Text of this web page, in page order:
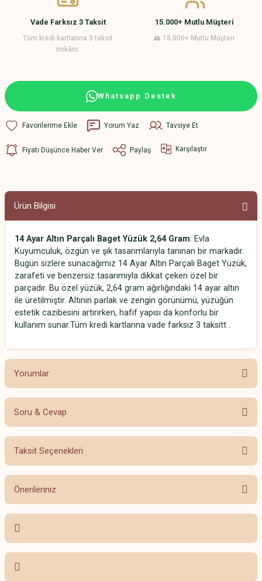
Vade Farksız 3 Taksit
Tüm kredi kartlarına 3 taksit
imkânı.
15.000+ Mutlu Müşteri
👥 15.000+ Mutlu Müşteri
Whatsapp Destek
Yorum Yaz Tavsiye Et
Fiyatı Düşünce Haber Ver Paylaş Karşılaştır
Ürün Bilgisi
14 Ayar Altın Parçalı Baget Yüzük 2,64 Gram: Evla
Kuyumculuk, özgün ve şık tasarımlarıyla tanınan bir markadır.
Bugün sizlere sunacağımız 14 Ayar Altın Parçalı Baget Yüzük,
zarafeti ve benzersiz tasarımıyla dikkat çeken özel bir
parçadır. Bu özel yüzük, 2,64 gram ağırlığındaki 14 ayar altın
ile üretilmiştir. Altının parlak ve zengin görünümü, yüzüğün
estetik cazibesini artırırken, hafif yapısı da konforlu bir
kullanım sunar.Tüm kredi kartlarına vade farksız 3 taksitt .
Yorumlar
Bu ürüne ilk yorumu siz yapın!
Soru & Cevap
Ürün hakkında henüz soru sorulmamış.
Taksit Seçenekleri
Önerileriniz
Bu ürünün fiyat bilgisi, resim, ürün açıklamalarında ve diğer konularda
yetersiz gördüğünüz noktaları öneri formunu kullanarak tarafımıza
iletebilirsiniz.